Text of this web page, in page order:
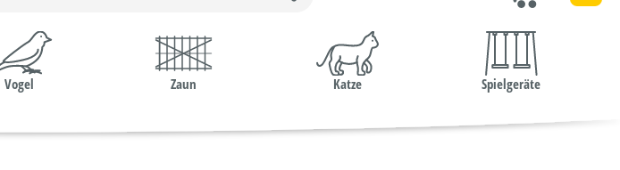
Vogel Zaun Katze Spielgeräte